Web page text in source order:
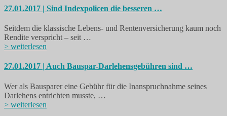
27.01.2017 | Sind Indexpolicen die besseren …
Seitdem die klassische Lebens- und Rentenversicherung kaum noch
Rendite verspricht – seit …
> weiterlesen
27.01.2017 | Auch Bauspar-Darlehensgebühren sind …
Wer als Bausparer eine Gebühr für die Inanspruchnahme seines
Darlehens entrichten musste, …
> weiterlesen